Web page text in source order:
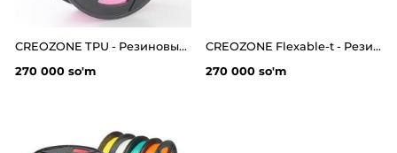
CREOZONE TPU - Резиновый 3D пластик филамент для 3д принтера. Наивысшего качества
270 000 so'm
CREOZONE Flexable-t - Резиновый 3D пластик филамент для 3д принтера. Наивысшего качества
270 000 so'm